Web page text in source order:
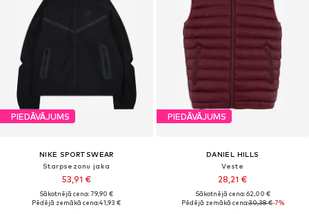
PIEDĀVĀJUMS
NIKE SPORTSWEAR
Starpsezonu jaka
53,91 €
Sākotnējā cena: 79,90 €
Pēdējā zemākā cena:41,93 €
PIEDĀVĀJUMS
DANIEL HILLS
Veste
28,21 €
Sākotnējā cena: 62,00 €
Pēdējā zemākā cena:30,38 €-7%